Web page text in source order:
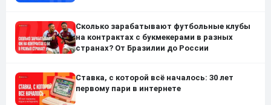
Сколько зарабатывают футбольные клубы
на контрактах с букмекерами в разных
странах? От Бразилии до России
Ставка, с которой всё началось: 30 лет
первому пари в интернете